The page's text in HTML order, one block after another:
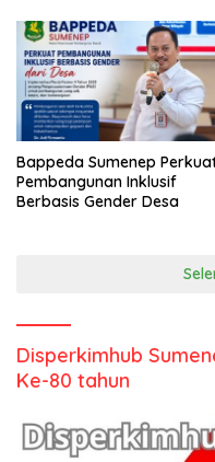
Bappeda Sumenep
Pembangunan Inklusif
Berbasis Gender Desa
Disperkimhub
Ke-80 tahun